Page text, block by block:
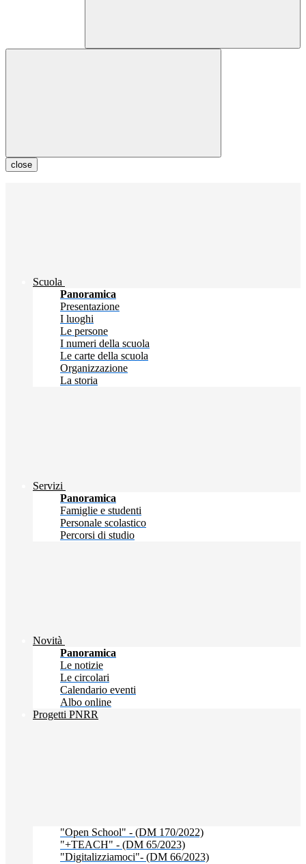
close
Scuola
Panoramica
Presentazione
I luoghi
Le persone
I numeri della scuola
Le carte della scuola
Organizzazione
La storia
Servizi
Panoramica
Famiglie e studenti
Personale scolastico
Percorsi di studio
Novità
Panoramica
Le notizie
Le circolari
Calendario eventi
Albo online
Progetti PNRR
"Open School" - (DM 170/2022)
"+TEACH" - (DM 65/2023)
"Digitalizziamoci"- (DM 66/2023)